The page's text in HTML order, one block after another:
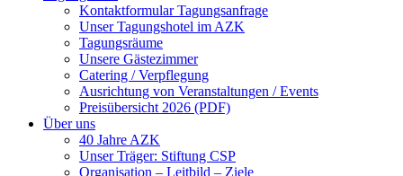
Kontaktformular Tagungsanfrage
Unser Tagungshotel im AZK
Tagungsräume
Unsere Gästezimmer
Catering / Verpflegung
Ausrichtung von Veranstaltungen / Events
Preisübersicht 2026 (PDF)
Über uns
40 Jahre AZK
Unser Träger: Stiftung CSP
Organisation – Leitbild – Ziele